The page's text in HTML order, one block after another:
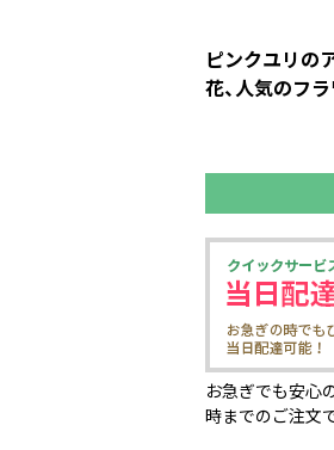
ピンクユリの
花、人気のフ
お急ぎでも安心
時までのご注文